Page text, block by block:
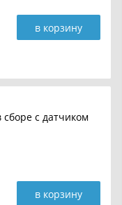
в корзину
c датчиком
в корзину